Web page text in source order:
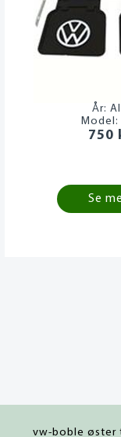
År:
Model:
750
Se
vw-boble øster